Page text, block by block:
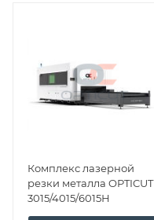
Комплекс лазерной
резки металла OPTICUT
3015/4015/6015Н